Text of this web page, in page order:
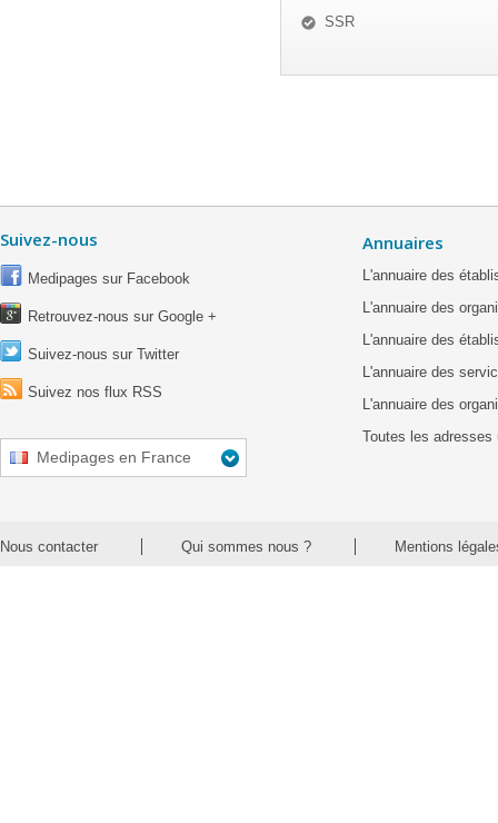
SSR
Suivez-nous
Medipages sur Facebook
Retrouvez-nous sur Google +
Suivez-nous sur Twitter
Suivez nos flux RSS
Medipages en France
Annuaires
L'annuaire des
L'annuaire des
L'annuaire des
L'annuaire des
L'annuaire des
Toutes les adresses
Nous contacter Qui sommes nous ? Mentions